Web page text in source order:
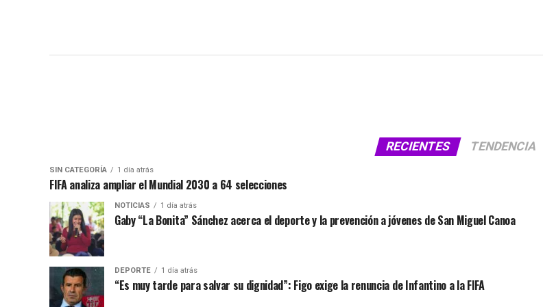
RECIENTES TENDENCIA
SIN CATEGORÍA 1 día atrás
FIFA analiza ampliar el Mundial 2030 a 64 selecciones
NOTICIAS 1 día atrás
Gaby “La Bonita” Sánchez acerca el deporte y la prevención a jóvenes de San Miguel Canoa
DEPORTE 1 día atrás
“Es muy tarde para salvar su dignidad”: Figo exige la renuncia de Infantino a la FIFA